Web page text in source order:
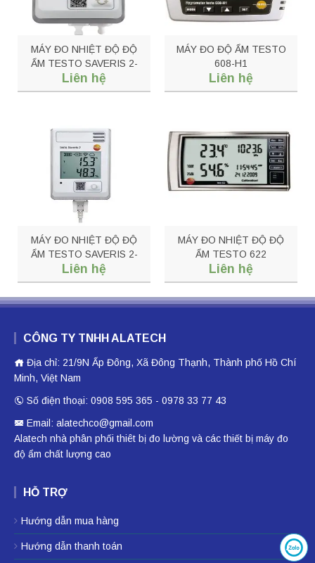
MÁY ĐO NHIỆT ĐỘ ĐỘ
ẨM TESTO SAVERIS 2-
H2
Liên hệ
MÁY ĐO ĐỘ ẨM TESTO
608-H1
Liên hệ
MÁY ĐO NHIỆT ĐỘ ĐỘ
ẨM TESTO SAVERIS 2-
H1
Liên hệ
MÁY ĐO NHIỆT ĐỘ ĐỘ
ẨM TESTO 622
Liên hệ
CÔNG TY TNHH ALATECH
Địa chỉ: 21/9N Ấp Đông, Xã Đông Thạnh, Thành phố Hồ Chí
Minh, Việt Nam
Số điện thoại: 0908 595 365 - 0978 33 77 43
Email: alatechco@gmail.com
Alatech nhà phân phối thiêt bị đo lường và các thiết bị máy đo
độ ẩm chất lượng cao
HỖ TRỢ
Hướng dẫn mua hàng
Hướng dẫn thanh toán